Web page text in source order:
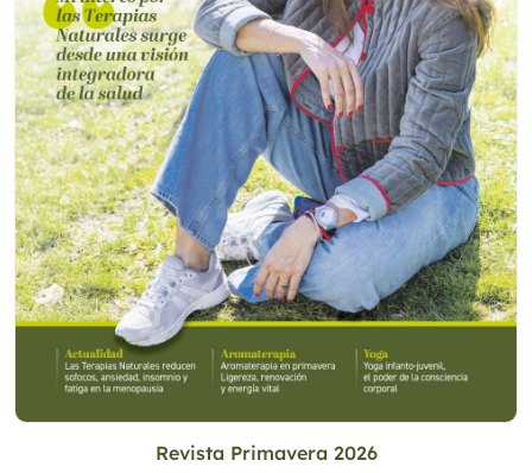
Revista Primavera 2026